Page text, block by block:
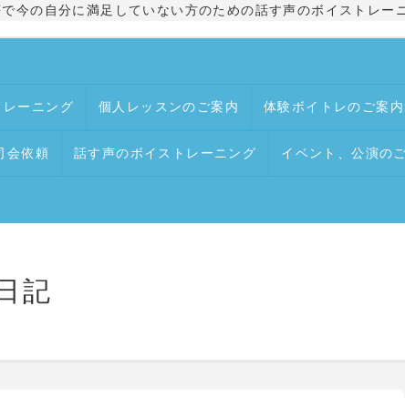
今の自分に満足していない方のための話す声のボイストレー
ーニング 個人レッスンのご案内 体験ボイトレのご案内
会依頼 話す声のボイストレーニング イベント、公演の
記